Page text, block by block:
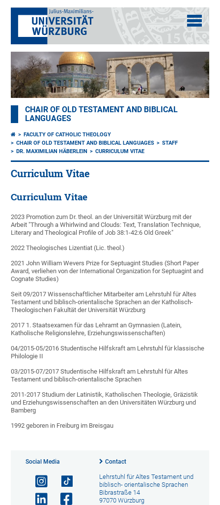
CHAIR OF OLD TESTAMENT AND BIBLICAL
LANGUAGES
FACULTY OF CATHOLIC THEOLOGY
CHAIR OF OLD TESTAMENT AND BIBLICAL LANGUAGES
STAFF
DR. MAXIMILIAN HÄBERLEIN
CURRICULUM VITAE
Curriculum Vitae
Curriculum Vitae
2023 Promotion zum Dr. theol. an der Universität Würzburg mit der
Arbeit "Through a Whirlwind and Clouds: Text, Translation Technique,
Literary and Theological Profile of Job 38:1-42:6 Old Greek"
2022 Theologisches Lizentiat (Lic. theol.)
2021 John William Wevers Prize for Septuagint Studies (Short Paper
Award, verliehen von der International Organization for Septuagint and
Cognate Studies)
Seit 09/2017 Wissenschaftlicher Mitarbeiter am Lehrstuhl für Altes
Testament und biblisch-orientalische Sprachen an der Katholisch-
Theologischen Fakultät der Universität Würzburg
2017 1. Staatsexamen für das Lehramt an Gymnasien (Latein,
Katholische Religionslehre, Erziehungswissenschaften)
04/2015-05/2016 Studentische Hilfskraft am Lehrstuhl für klassische
Philologie II
03/2015-07/2017 Studentische Hilfskraft am Lehrstuhl für Altes
Testament und biblisch-orientalische Sprachen
2011-2017 Studium der Latinistik, Katholischen Theologie, Gräzistik
und Erziehungswissenschaften an den Universitäten Würzburg und
Bamberg
1992 geboren in Freiburg im Breisgau
Social Media Contact
Lehrstuhl für Altes Testament und
biblisch- orientalische Sprachen
Bibrastraße 14
97070 Würzburg